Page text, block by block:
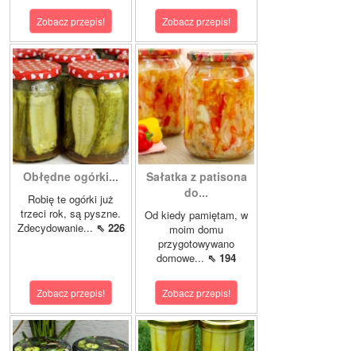
Zobacz przepis! Zobacz przepis!
Obłędne ogórki...
Robię te ogórki już
trzeci rok, są pyszne.
Zdecydowanie... ⇖ 226
Zobacz przepis!
Sałatka z patisona
do...
Od kiedy pamiętam, w
moim domu
przygotowywano
domowe... ⇖ 194
Zobacz przepis!